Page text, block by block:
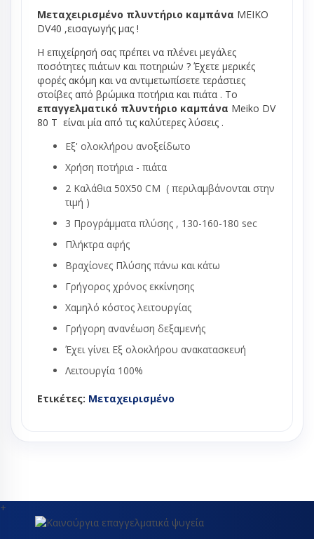
Μεταχειρισμένο πλυντήριο καμπάνα MEIKO
DV40 ,εισαγωγής μας !
Η επιχείρησή σας πρέπει να πλένει μεγάλες
ποσότητες πιάτων και ποτηριών ? Έχετε μερικές
φορές ακόμη και να αντιμετωπίσετε τεράστιες
στοίβες από βρώμικα ποτήρια και πιάτα . Το
επαγγελματικό πλυντήριο καμπάνα Meiko DV
80 T είναι μία από τις καλύτερες λύσεις .
Εξ' ολοκλήρου ανοξείδωτο
Χρήση ποτήρια - πιάτα
2 Καλάθια 50Χ50 CM ( περιλαμβάνονται στην
τιμή )
3 Προγράμματα πλύσης , 130-160-180 sec
Πλήκτρα αφής
Βραχίονες Πλύσης πάνω και κάτω
Γρήγορος χρόνος εκκίνησης
Χαμηλό κόστος λειτουργίας
Γρήγορη ανανέωση δεξαμενής
Έχει γίνει Εξ ολοκλήρου ανακατασκευή
Λειτουργία 100%
Ετικέτες: Μεταχειρισμένο
+